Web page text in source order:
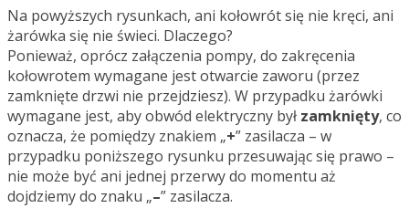
Na powyższych rysunkach, ani kołowrót się nie kręci, ani
żarówka się nie świeci. Dlaczego?
Ponieważ, oprócz załączenia pompy, do zakręcenia
kołowrotem wymagane jest otwarcie zaworu (przez
zamknięte drzwi nie przejdziesz). W przypadku żarówki
wymagane jest, aby obwód elektryczny był zamknięty, co
oznacza, że pomiędzy znakiem „+” zasilacza – w
przypadku poniższego rysunku przesuwając się prawo –
nie może być ani jednej przerwy do momentu aż
dojdziemy do znaku „–” zasilacza.